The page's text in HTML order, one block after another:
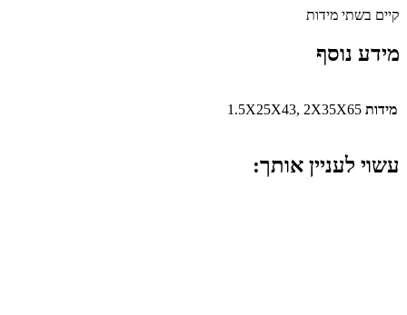
קיים בשתי מידות
מידע נוסף
מידות 1.5X25X43, 2X35X65
עשוי לעניין אותך: